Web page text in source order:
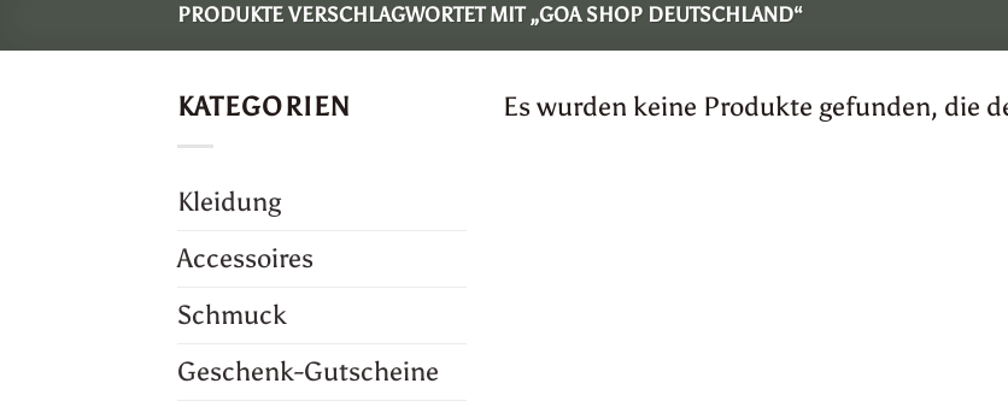
PRODUKTE VERSCHLAGWORTET MIT „GOA SHOP DEUTSCHLAND“
KATEGORIEN
Kleidung
Accessoires
Schmuck
Geschenk-Gutscheine
Es wurden keine Produkte gefunden, die